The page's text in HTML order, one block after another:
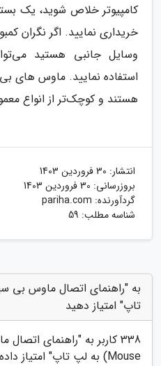
کامپیوتر خلاص شوید، یک
استفاده نمایید. ماوس های
هستند و کوچک‌تر از انواع
انتشار: 30 فروردین 1403
بروزرسانی: 30 فروردین 1403
گردآورنده: pariha.com
شناسه مطلب: 59
تاپ" امتیاز دهید
338 کاربر به "
Mouse) به لپ تاپ
" امتیاز